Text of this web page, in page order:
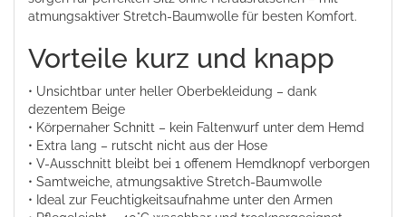
atmungsaktiver Stretch-Baumwolle für besten Komfort.
Vorteile kurz und knapp
• Unsichtbar unter heller Oberbekleidung – dank
dezentem Beige
• Körpernaher Schnitt – kein Faltenwurf unter dem Hemd
• Extra lang – rutscht nicht aus der Hose
• V-Ausschnitt bleibt bei 1 offenem Hemdknopf verborgen
• Samtweiche, atmungsaktive Stretch-Baumwolle
• Ideal zur Feuchtigkeitsaufnahme unter den Armen